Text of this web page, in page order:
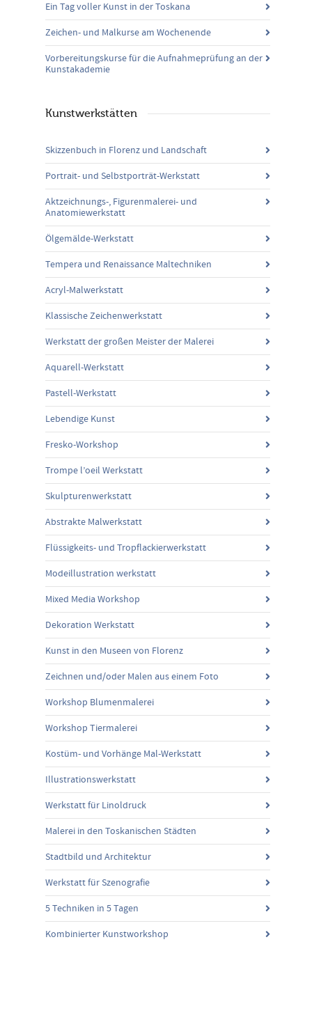
Ein Tag voller Kunst in der Toskana
Zeichen- und Malkurse am Wochenende
Vorbereitungskurse für die Aufnahmeprüfung an der
Kunstakademie
Kunstwerkstätten
Skizzenbuch in Florenz und Landschaft
Portrait- und Selbstporträt-Werkstatt
Aktzeichnungs-, Figurenmalerei- und
Anatomiewerkstatt
Ölgemälde-Werkstatt
Tempera und Renaissance Maltechniken
Acryl-Malwerkstatt
Klassische Zeichenwerkstatt
Werkstatt der großen Meister der Malerei
Aquarell-Werkstatt
Pastell-Werkstatt
Lebendige Kunst
Fresko-Workshop
Trompe l’oeil Werkstatt
Skulpturenwerkstatt
Abstrakte Malwerkstatt
Flüssigkeits- und Tropflackierwerkstatt
Modeillustration werkstatt
Mixed Media Workshop
Dekoration Werkstatt
Kunst in den Museen von Florenz
Zeichnen und/oder Malen aus einem Foto
Workshop Blumenmalerei
Workshop Tiermalerei
Kostüm- und Vorhänge Mal-Werkstatt
Illustrationswerkstatt
Werkstatt für Linoldruck
Malerei in den Toskanischen Städten
Stadtbild und Architektur
Werkstatt für Szenografie
5 Techniken in 5 Tagen
Kombinierter Kunstworkshop